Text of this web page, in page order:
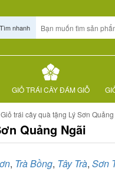
Tìm nhanh
GIỎ TRÁI CÂY ĐÁM GIỖ
trái cây quà tặng Lý Sơn
Quảng Ngãi
, Trà Bồng, Tây Trà, Sơn